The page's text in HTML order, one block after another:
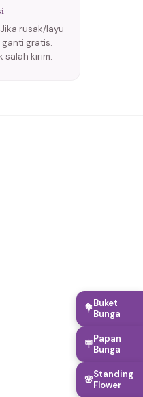
rusak/layu
ganti gratis.
salah kirim.
💐Buket
Bunga
🪧Papan
Bunga
🌸Standing
Flower